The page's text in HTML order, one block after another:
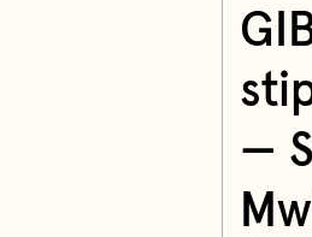
—